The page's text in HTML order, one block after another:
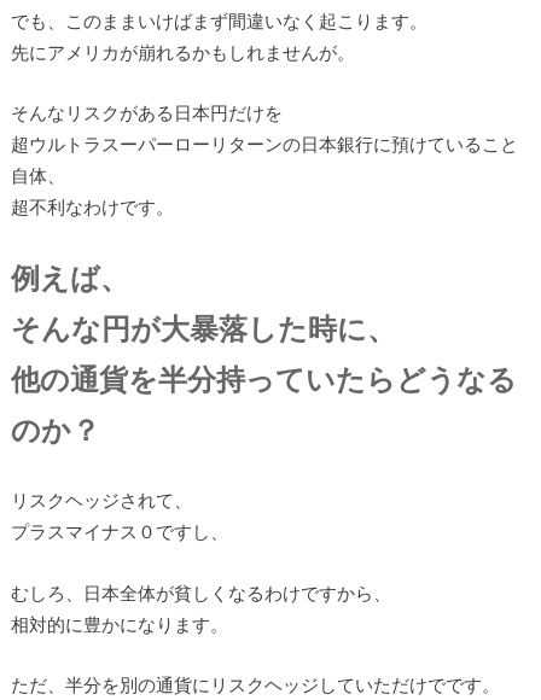
でも、このままいけばまず間違いなく起こります。
先にアメリカが崩れるかもしれませんが。
そんなリスクがある日本円だけを
超ウルトラスーパーローリターンの日本銀行に預けていること
自体、
超不利なわけです。
例えば、
そんな円が大暴落した時に、
他の通貨を半分持っていたらどうなる
のか？
リスクヘッジされて、
プラスマイナス０ですし、
むしろ、日本全体が貧しくなるわけですから、
相対的に豊かになります。
ただ、半分を別の通貨にリスクヘッジしていただけでです。